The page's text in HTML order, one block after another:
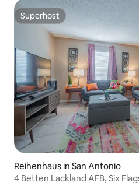
Superhost
Superhost
Reihenhaus in San Antonio
4 Betten Lackland AFB, Six